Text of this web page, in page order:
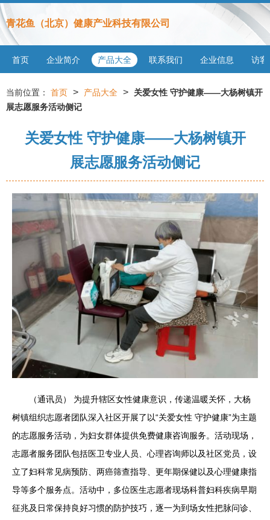
青花鱼（北京）健康产业科技有限公司
首页 企业简介 产品大全 联系我们 企业信息 访客
当前位置： 首页 > 产品大全 >
关爱女性 守护健康——大杨树镇开
展志愿服务活动侧记
关爱女性 守护健康——大杨树镇开
展志愿服务活动侧记
（通讯员） 为提升辖区女性健康意识，传递温暖关怀，大杨
树镇组织志愿者团队深入社区开展了以“关爱女性 守护健康”为主题
的志愿服务活动，为妇女群体提供免费健康咨询服务。活动现场，
志愿者服务团队包括医卫专业人员、心理咨询师以及社区党员，设
立了妇科常见病预防、两癌筛查指导、更年期保健以及心理健康指
导等多个服务点。活动中，多位医生志愿者现场科普妇科疾病早期
征兆及日常保持良好习惯的防护技巧，逐一为到场女性把脉问诊、